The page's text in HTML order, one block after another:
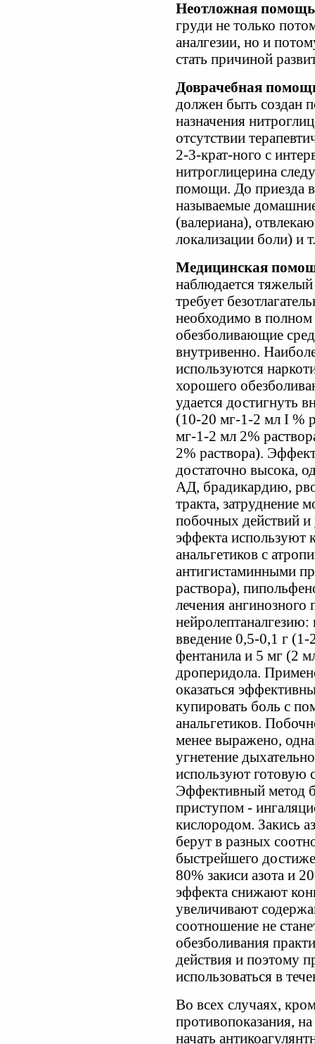
Неотложная
груди не только
аналгезии, но и
стать причиной
Доврачебная
должен быть создан
назначения
отсутствии
2-3-крат-ного с
нитроглицерина
помощи. До приезда
называемые
(валериана),
локализации боли) и
Медицинская
наблюдается
требует
необходимо в полном
обезболивающие
внутривенно.
используются
хорошего
удается достигнуть
(10-20 мг-1-2 мл I %
мг-1-2 мл 2%
2% раствора).
достаточно высока,
АД, брадикардию,
тракта, затруднение
побочных действий
эффекта используют
анальгетиков с
антигистаминными
раствора),
лечения
введение 0,5-0,1 г (1-
фентанила и 5 мг (2
дроперидола.
оказаться
купировать боль с
анальгетиков.
менее выражено,
угнетение
используют готовую
Эффективный метод
приступом -
кислородом. Закись
берут в разных
быстрейшего
80% закиси азота и
эффекта снижают
увеличивают
соотношение не
обезболивания
действия и поэтому
использоваться в
Во всех случаях,
противопоказания,
начать